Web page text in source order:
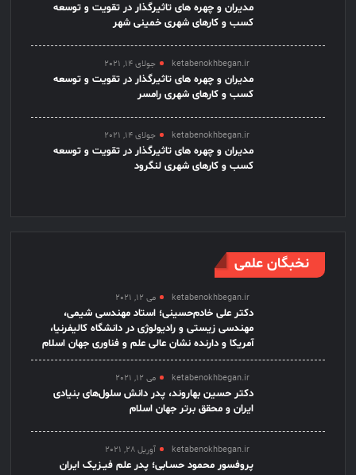
مدیران و چهره های تاثیرگذار در تقویت و توسعه
کسب و کارهای شهری خمینی شهر
ketabenokhbegan.ir جولای 14, 2021
مدیران و چهره های تاثیرگذار در تقویت و توسعه
کسب و کارهای شهری رامسر
ketabenokhbegan.ir جولای 14, 2021
مدیران و چهره های تاثیرگذار در تقویت و توسعه
کسب و کارهای شهری لنگرود
نخبگان علمی
ketabenokhbegan.ir می 12, 2021
دکتر علی خادم‌حسینی؛ استاد مهندسی شیمی،
مهندسی زیستی و رادیولوژی در دانشگاه کالیفرنیا،
آمریکا و دارنده نشان عالی علم و فناوری جهان اسلام
ketabenokhbegan.ir می 12, 2021
دکتر حسین بهاروند، پدر دانش سلول‌های بنیادی
ایران و محقق برتر جهان اسلام
ketabenokhbegan.ir آوریل 28, 2021
پروفسور محمود حسـابی؛ پدر علم فیـزیک ایران